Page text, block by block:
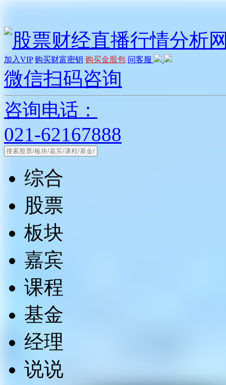
加入VIP 购买财富密钥 购买金股包 问客服
微信扫码咨询
咨询电话：
021-62167888
综合
股票
板块
嘉宾
课程
基金
经理
说说